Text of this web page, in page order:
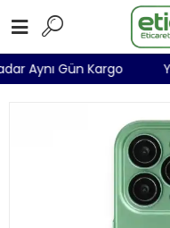
Aynı Gün Kargo